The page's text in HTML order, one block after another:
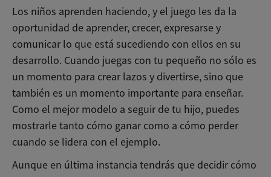
Los niños aprenden haciendo, y el juego les da la
oportunidad de aprender, crecer, expresarse y
comunicar lo que está sucediendo con ellos en su
desarrollo. Cuando juegas con tu pequeño no sólo es
un momento para crear lazos y divertirse, sino que
también es un momento importante para enseñar.
Como el mejor modelo a seguir de tu hijo, puedes
mostrarle tanto cómo ganar como a cómo perder
cuando se lidera con el ejemplo.
Aunque en última instancia tendrás que decidir cómo